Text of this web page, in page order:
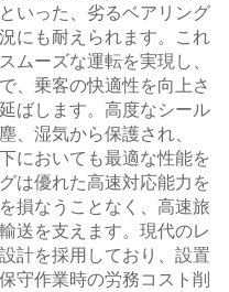
いった、劣るベアリング
にも耐えられます。これ
ムーズな運転を実現し、
、乗客の快適性を向上さ
ばします。高度なシール
、湿気から保護され、
においても最適な性能を
は優れた高速対応能力を
損なうことなく、高速旅
送を支えます。現代のレ
計を採用しており、設置
守作業時の労務コスト削